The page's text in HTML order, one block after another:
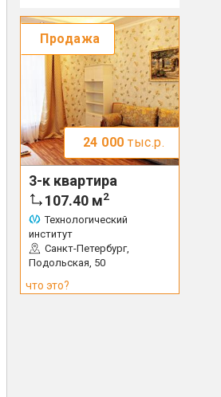
Продажа
24 000 тыс.р.
3-к квартира
107.40 м2
Технологический
институт
Санкт-Петербург,
Подольская, 50
что это?